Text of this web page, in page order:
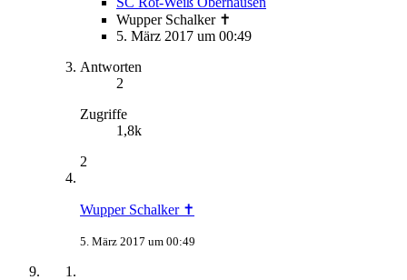
Wupper Schalker ✝
5. März 2017 um 00:49
Antworten
2
Zugriffe
1,8k
2
Wupper Schalker ✝
5. März 2017 um 00:49